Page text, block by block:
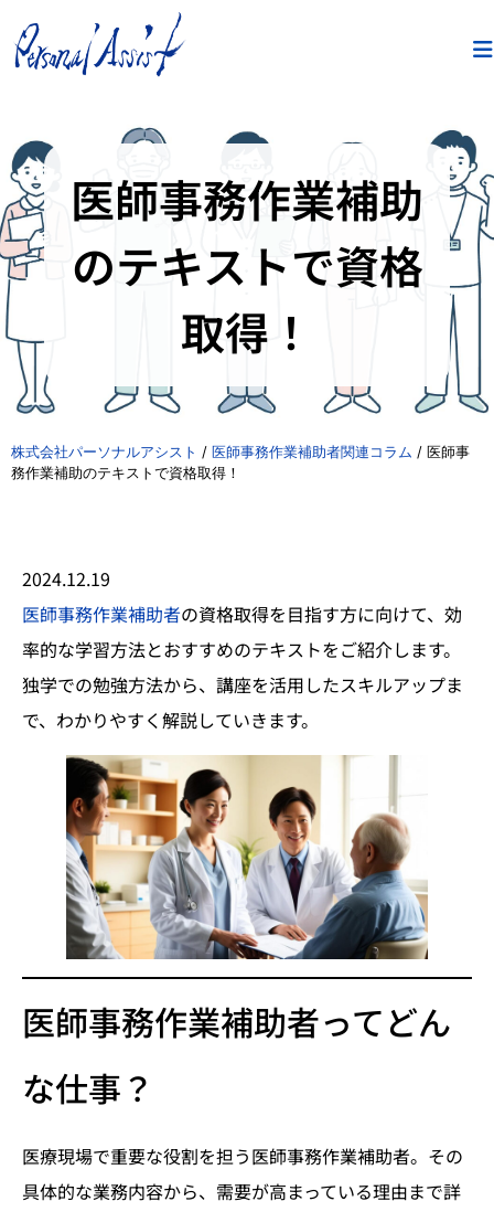
医師事務作業補助
のテキストで資格
取得！
株式会社パーソナルアシスト / 医師事務作業補助者関連コラム / 医師事
務作業補助のテキストで資格取得！
2024.12.19
医師事務作業補助者の資格取得を目指す方に向けて、効
率的な学習方法とおすすめのテキストをご紹介します。
独学での勉強方法から、講座を活用したスキルアップま
で、わかりやすく解説していきます。
医師事務作業補助者ってどん
な仕事？
医療現場で重要な役割を担う医師事務作業補助者。その
具体的な業務内容から、需要が高まっている理由まで詳